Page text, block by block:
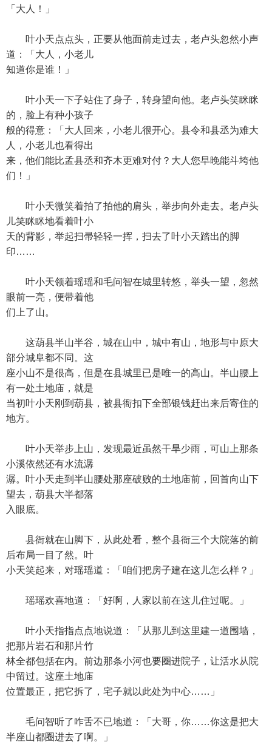
「大人！」
叶小天点点头，正要从他面前走过去，老卢头忽然小声
道：「大人，小老儿
知道你是谁！」
叶小天一下子站住了身子，转身望向他。老卢头笑眯眯
的，脸上有种小孩子
般的得意：「大人回来，小老儿很开心。县令和县丞为难大
人，小老儿也看得出
来，他们能比孟县丞和齐木更难对付？大人您早晚能斗垮他
们！」
叶小天微笑着拍了拍他的肩头，举步向外走去。老卢头
儿笑眯眯地看着叶小
天的背影，举起扫帚轻轻一挥，扫去了叶小天踏出的脚
印……
叶小天领着瑶瑶和毛问智在城里转悠，举头一望，忽然
眼前一亮，便带着他
们上了山。
这葫县半山半谷，城在山中，城中有山，地形与中原大
部分城阜都不同。这
座小山不是很高，但是在县城里已是唯一的高山。半山腰上
有一处土地庙，就是
当初叶小天刚到葫县，被县衙扣下全部银钱赶出来后寄住的
地方。
叶小天举步上山，发现最近虽然干旱少雨，可山上那条
小溪依然还有水流潺
潺。叶小天走到半山腰处那座破败的土地庙前，回首向山下
望去，葫县大半都落
入眼底。
县衙就在山脚下，从此处看，整个县衙三个大院落的前
后布局一目了然。叶
小天笑起来，对瑶瑶道：「咱们把房子建在这儿怎么样？」
瑶瑶欢喜地道：「好啊，人家以前在这儿住过呢。」
叶小天指指点点地说道：「从那儿到这里建一道围墙，
把那片岩石和那片竹
林全都包括在内。前边那条小河也要圈进院子，让活水从院
中留过。这座土地庙
位置最正，把它拆了，宅子就以此处为中心……」
毛问智听了咋舌不已地道：「大哥，你……你这是把大
半座山都圈进去了啊。」